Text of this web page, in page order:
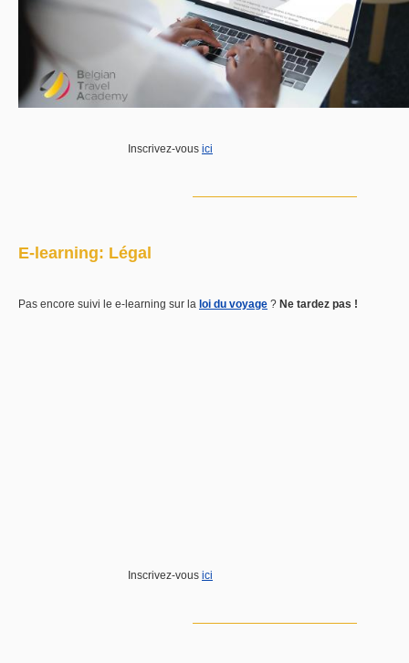
Inscrivez-vous ici
E-learning: Légal
Pas encore suivi le e-learning sur la loi du voyage ? Ne tardez pas !
Inscrivez-vous ici